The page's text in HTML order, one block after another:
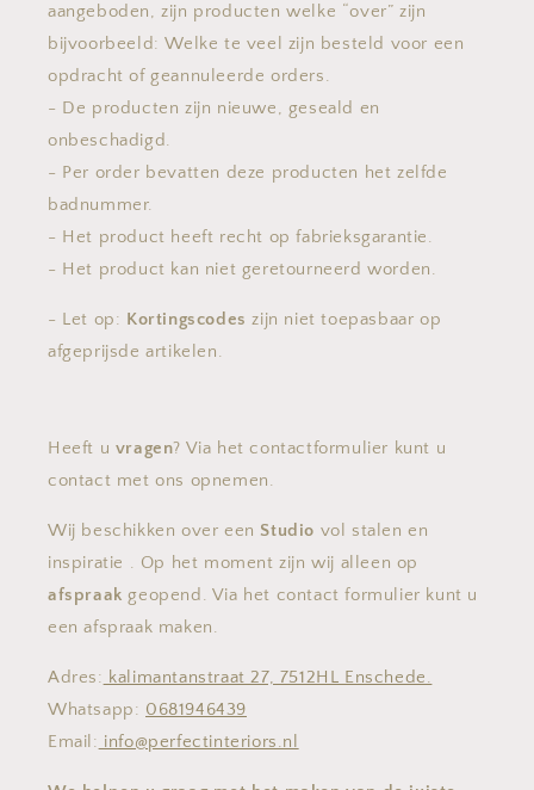
aangeboden, zijn producten welke “over” zijn
bijvoorbeeld: Welke te veel zijn besteld voor een
opdracht of geannuleerde orders.
- De producten zijn nieuwe, geseald en
onbeschadigd.
- Per order bevatten deze producten het zelfde
badnummer.
- Het product heeft recht op fabrieksgarantie.
- Het product kan niet geretourneerd worden.
- Let op: Kortingscodes zijn niet toepasbaar op
afgeprijsde artikelen.
Heeft u vragen? Via het contactformulier kunt u
contact met ons opnemen.
Wij beschikken over een Studio vol stalen en
inspiratie . Op het moment zijn wij alleen op
afspraak geopend. Via het contact formulier kunt u
een afspraak maken.
Adres: kalimantanstraat 27, 7512HL Enschede.
Whatsapp: 0681946439
Email: info@perfectinteriors.nl